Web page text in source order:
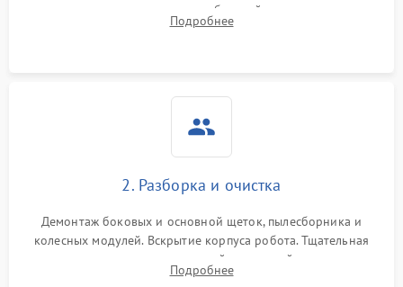
аккумулятора и тестирование базовой станции зарядки.
Оценка работы лидара, бампера и датчиков падения для
Подробнее
2. Разборка и очистка
Демонтаж боковых и основной щеток, пылесборника и
колесных модулей. Вскрытие корпуса робота. Тщательная
очистка внутренних полостей, шестерней и плат от
скопившейся пыли, волос и шерсти животных с
Подробнее